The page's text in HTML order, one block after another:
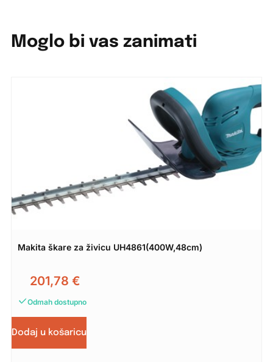
Moglo bi vas zanimati
Makita škare za živicu UH4861(400W,48cm)
201,78 €
Odmah dostupno
Dodaj u košaricu